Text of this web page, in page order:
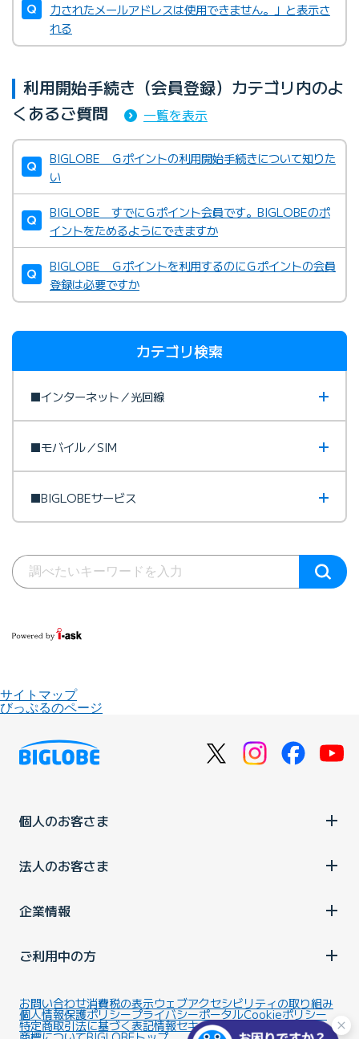
力されたメールアドレスは使用できません。」と表示さ
れる
利用開始手続き（会員登録）カテゴリ内のよ
くあるご質問
一覧を表示
BIGLOBE Ｇポイントの利用開始手続きについて知りた
い
BIGLOBE すでにＧポイント会員です。BIGLOBEのポ
イントをためるようにできますか
BIGLOBE Ｇポイントを利用するのにＧポイントの会員
登録は必要ですか
カテゴリ検索
■インターネット／光回線
■モバイル／SIM
■BIGLOBEサービス
サイトマップ
びっぷるのページ
個人のお客さま
法人のお客さま
企業情報
ご利用中の方
お問い合わせ消費税の表示ウェブアクセシビリティの取り組み
個人情報保護ポリシープライバシーポータルCookieポリシー
特定商取引法に基づく表記情報セキュリティ基本方針